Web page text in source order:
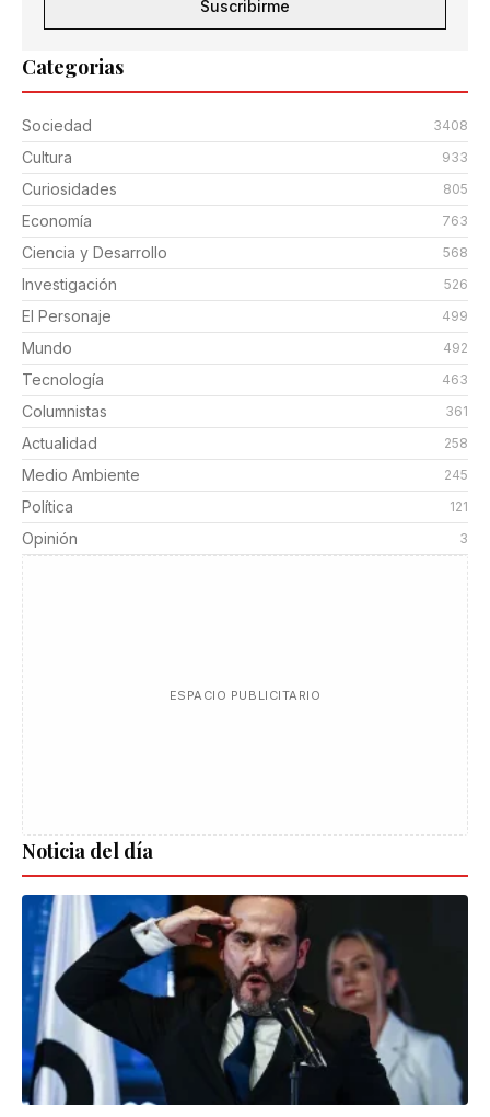
Categorias
Sociedad 3408
Cultura 933
Curiosidades 805
Economía 763
Ciencia y Desarrollo 568
Investigación 526
El Personaje 499
Mundo 492
Tecnología 463
Columnistas 361
Actualidad 258
Medio Ambiente 245
Política 121
Opinión 3
Suscribirme
ESPACIO PUBLICITARIO
Noticia del día